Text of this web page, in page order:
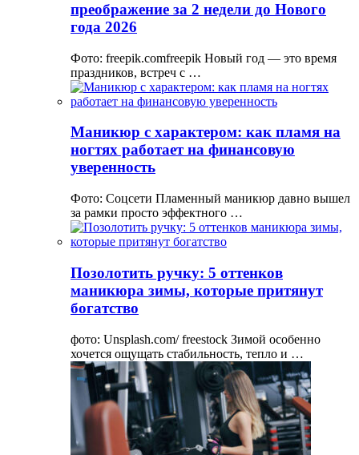
преображение за 2 недели до Нового
года 2026
Фото: freepik.comfreepik Новый год — это время
праздников, встреч с …
Маникюр с характером: как пламя на
ногтях работает на финансовую
уверенность
Фото: Соцсети Пламенный маникюр давно вышел
за рамки просто эффектного …
Позолотить ручку: 5 оттенков
маникюра зимы, которые притянут
богатство
фото: Unsplash.com/ freestock Зимой особенно
хочется ощущать стабильность, тепло и …